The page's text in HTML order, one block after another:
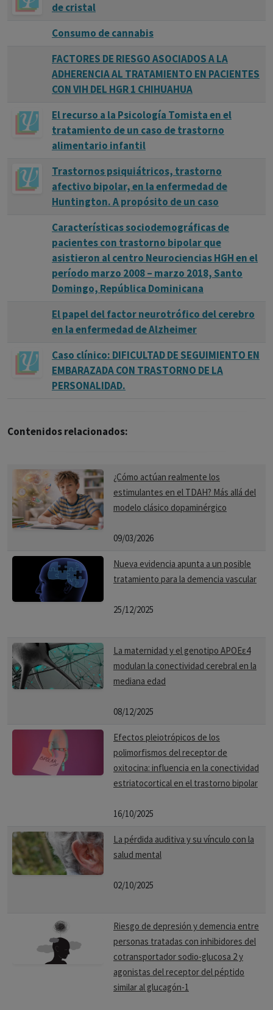
de cristal
Consumo de cannabis
FACTORES DE RIESGO ASOCIADOS A LA
ADHERENCIA AL TRATAMIENTO EN PACIENTES
CON VIH DEL HGR 1 CHIHUAHUA
El recurso a la Psicología Tomista en el
tratamiento de un caso de trastorno
alimentario infantil
Trastornos psiquiátricos, trastorno
afectivo bipolar, en la enfermedad de
Huntington. A propósito de un caso
Características sociodemográficas de
pacientes con trastorno bipolar que
asistieron al centro Neurociencias HGH en el
período marzo 2008 – marzo 2018, Santo
Domingo, República Dominicana
El papel del factor neurotrófico del cerebro
en la enfermedad de Alzheimer
Caso clínico: DIFICULTAD DE SEGUIMIENTO EN
EMBARAZADA CON TRASTORNO DE LA
PERSONALIDAD.
Contenidos relacionados:
¿Cómo actúan realmente los
estimulantes en el TDAH? Más allá del
modelo clásico dopaminérgico
09/03/2026
Nueva evidencia apunta a un posible
tratamiento para la demencia vascular
25/12/2025
La maternidad y el genotipo APOEε4
modulan la conectividad cerebral en la
mediana edad
08/12/2025
Efectos pleiotrópicos de los
polimorfismos del receptor de
oxitocina: influencia en la conectividad
estriatocortical en el trastorno bipolar
16/10/2025
La pérdida auditiva y su vínculo con la
salud mental
02/10/2025
Riesgo de depresión y demencia entre
personas tratadas con inhibidores del
cotransportador sodio-glucosa 2 y
agonistas del receptor del péptido
similar al glucagón-1